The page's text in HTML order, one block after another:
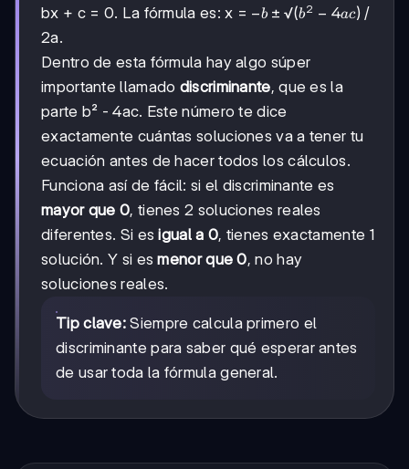
bx + c = 0. La fórmula es: x = -b ±
4ac)
−b ± √(b2 − 4ac)/
2a.
Dentro de esta fórmula hay algo súper
importante llamado discriminante, que es la
parte b² - 4ac. Este número te dice
exactamente cuántas soluciones va a tener tu
ecuación antes de hacer todos los cálculos.
Funciona así de fácil: si el discriminante es
mayor que 0, tienes 2 soluciones reales
diferentes. Si esigual a 0, tienes exactamente 1
solución. Y si esmenor que 0, no hay
soluciones reales.
Tip clave: Siempre calcula primero el
discriminante para saber qué esperar antes
de usar toda la fórmula general.